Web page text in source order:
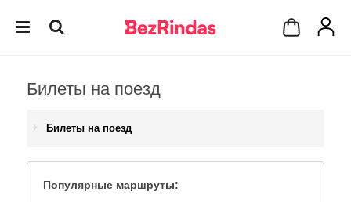
Билеты на поезд
Билеты на поезд
Популярные маршруты: